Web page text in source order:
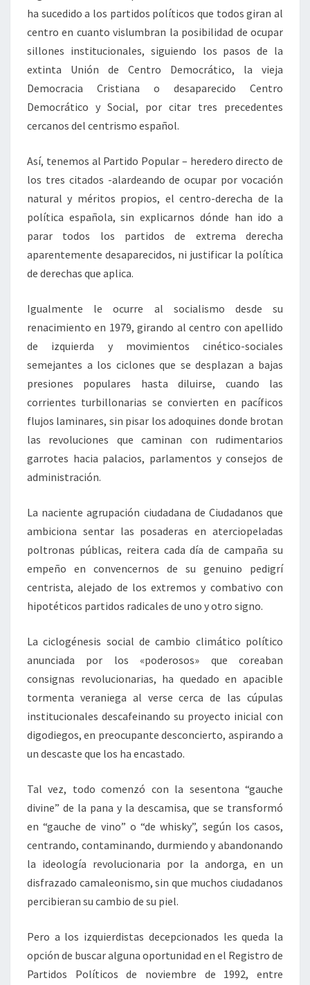
ha sucedido a los partidos políticos que todos giran al
centro en cuanto vislumbran la posibilidad de ocupar
sillones institucionales, siguiendo los pasos de la
extinta Unión de Centro Democrático, la vieja
Democracia Cristiana o desaparecido Centro
Democrático y Social, por citar tres precedentes
cercanos del centrismo español.
Así, tenemos al Partido Popular – heredero directo de
los tres citados -alardeando de ocupar por vocación
natural y méritos propios, el centro-derecha de la
política española, sin explicarnos dónde han ido a
parar todos los partidos de extrema derecha
aparentemente desaparecidos, ni justificar la política
de derechas que aplica.
Igualmente le ocurre al socialismo desde su
renacimiento en 1979, girando al centro con apellido
de izquierda y movimientos cinético-sociales
semejantes a los ciclones que se desplazan a bajas
presiones populares hasta diluirse, cuando las
corrientes turbillonarias se convierten en pacíficos
flujos laminares, sin pisar los adoquines donde brotan
las revoluciones que caminan con rudimentarios
garrotes hacia palacios, parlamentos y consejos de
administración.
La naciente agrupación ciudadana de Ciudadanos que
ambiciona sentar las posaderas en aterciopeladas
poltronas públicas, reitera cada día de campaña su
empeño en convencernos de su genuino pedigrí
centrista, alejado de los extremos y combativo con
hipotéticos partidos radicales de uno y otro signo.
La ciclogénesis social de cambio climático político
anunciada por los «poderosos» que coreaban
consignas revolucionarias, ha quedado en apacible
tormenta veraniega al verse cerca de las cúpulas
institucionales descafeinando su proyecto inicial con
digodiegos, en preocupante desconcierto, aspirando a
un descaste que los ha encastado.
Tal vez, todo comenzó con la sesentona “gauche
divine” de la pana y la descamisa, que se transformó
en “gauche de vino” o “de whisky”, según los casos,
centrando, contaminando, durmiendo y abandonando
la ideología revolucionaria por la andorga, en un
disfrazado camaleonismo, sin que muchos ciudadanos
percibieran su cambio de su piel.
Pero a los izquierdistas decepcionados les queda la
opción de buscar alguna oportunidad en el Registro de
Partidos Políticos de noviembre de 1992, entre